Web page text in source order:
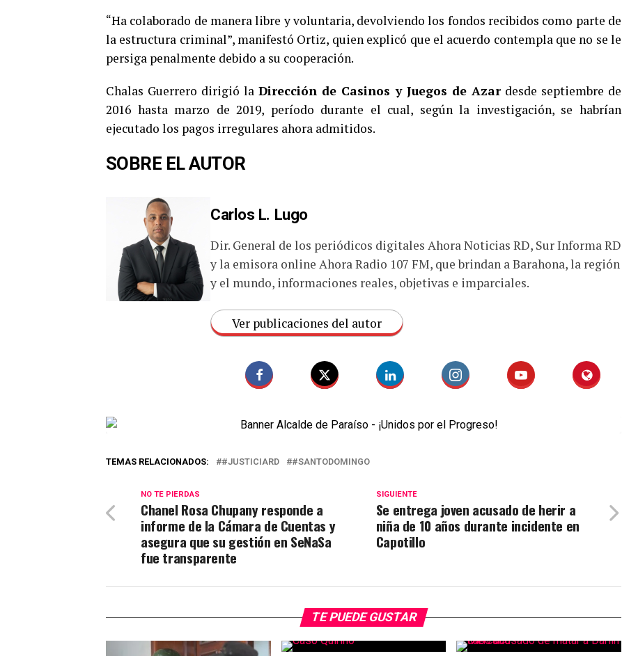
“Ha colaborado de manera libre y voluntaria, devolviendo los fondos recibidos como parte de
la estructura criminal”, manifestó Ortiz, quien explicó que el acuerdo contempla que no se le
persiga penalmente debido a su cooperación.
Chalas Guerrero dirigió laDirección de Casinos y Juegos de Azardesde septiembre de
2016 hasta marzo de 2019, período durante el cual, según la investigación, se habrían
ejecutado los pagos irregulares ahora admitidos.
SOBRE EL AUTOR
Carlos L. Lugo
Dir. General de los periódicos digitales Ahora Noticias RD, Sur Informa RD
y la emisora online Ahora Radio 107 FM, que brindan a Barahona, la región
y el mundo, informaciones reales, objetivas e imparciales.
Ver publicaciones del autor
TEMAS RELACIONADOS: #JUSTICIARD #SANTODOMINGO
SIGUIENTE
Se entrega joven acusado de herir a
niña de 10 años durante incidente en
Capotillo
NO TE PIERDAS
Chanel Rosa Chupany responde a
informe de la Cámara de Cuentas y
asegura que su gestión en SeNaSa
fue transparente
TE PUEDE GUSTAR